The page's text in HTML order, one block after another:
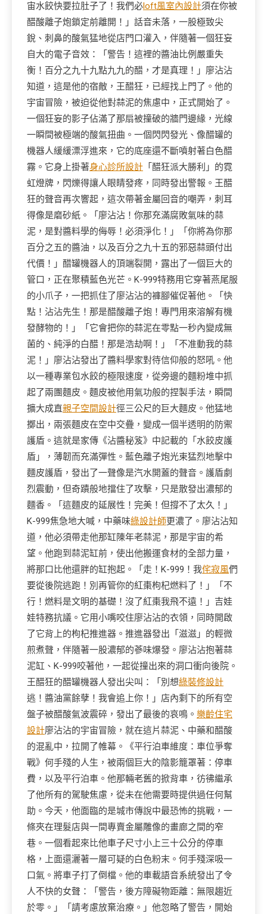
宙水餃快要拉肚子了！我們必loft風室內設計須在你被
醋酸離子炮鎖定前離開！」話音未落，一股極致尖
銳、刺鼻的酸氣猛地從店門口灌入，伴隨著一個狂妄
自大的電子音效：「警告！這裡的醬油比例嚴重失
衡！百分之九十九點九九的醋，才是真理！」廖沾沾
知道，這是他的宿敵，王醋狂，已經找上門了。他的
宇宙冒險，被迫從他對蒜泥的焦慮中，正式開始了。
一個狂妄的影子佔滿了那扇被撞破的牆門邊緣，光線
一瞬間被極端的酸氣扭曲。一個閃閃發光、像醋罐的
機器人緩緩漂浮進來，它的底座還不斷噴射著白色醋
霧。它身上掛著身心診所設計 「醋狂派大勝利」的霓
虹燈牌，閃爍得讓人眼睛發疼，同時發出警報。王醋
狂的聲音再次響起，這次帶著金屬回音的嘲弄，刺耳
得像是磨砂紙。「廖沾沾！你那充滿腐敗氣味的蒜
泥，是對醬料學的侮辱！必須淨化！」「你將為你那
百分之五的醬油，以及百分之九十五的邪惡蒜頭付出
代價！」醋罐機器人的頂端裂開，露出了一個巨大的
管口，正在聚積藍色光芒。K-999特務用它穿著燕尾服
的小爪子，一把抓住了廖沾沾的褲腳催促著他。「快
點！沾沾先生！那是醋酸離子炮！專門用來溶解有機
發酵物的！」「它會把你的蒜泥在零點一秒內變成無
菌的、純淨的白醋！那是浩劫啊！」「不准動我的蒜
泥！」廖沾沾發出了醬料學家對待信仰般的怒吼。他
以一種專業包水餃的極限速度，從旁邊的麵粉堆中抓
起了兩團麵皮。麵皮被他用氣功般的捏製手法，瞬間
擴大成直親子空間設計徑三公尺的巨大麵皮。他猛地
擲出，兩張麵皮在空中交疊，變成一個半透明的防禦
護盾。這就是家傳《沾醬秘笈》中記載的「水餃皮護
盾」，薄韌而充滿彈性。藍色離子炮光束猛烈地擊中
麵皮護盾，發出了一聲像是汽水開蓋的聲音。護盾劇
烈震動，但奇蹟般地擋住了攻擊，只是散發出濃郁的
麵香。「這麵皮的延展性！完美！但撐不了太久！」
K-999焦急地大喊，中藥味綠設計師更濃了。廖沾沾知
道，他必須帶走他那缸陳年老蒜泥，那是宇宙的希
望。他跑到蒜泥缸前，使出他搬運食材的全部力量，
將那口比他還胖的缸抱起。「走！K-999！我侘寂風們
要從後院逃跑！別再管你的紅棗枸杞燃料了！」「不
行！燃料是文明的基礎！沒了紅棗我飛不遠！」吉娃
娃特務抗議。它用小嘴咬住廖沾沾的衣領，同時開啟
了它背上的枸杞推進器。推進器發出「滋滋」的輕微
煎煮聲，伴隨著一股濃郁的蔘味爆發。廖沾沾抱著蒜
泥缸、K-999咬著他，一起從撞出來的洞口衝向後院。
王醋狂的醋罐機器人發出尖叫：「別想綠裝修設計
逃！醬油黨餘孽！我會追上你！」店內剩下的所有空
盤子被醋酸氣波震碎，發出了最後的哀鳴。 樂齡住宅
設計廖沾沾的宇宙冒險，就在這片蒜泥、中藥和醋酸
的混亂中，拉開了帷幕。《平行泊車維度：車位爭奪
戰》何手殘的人生，被兩個巨大的陰影籠罩著：停車
費，以及平行泊車。他那輛老舊的掀背車，彷彿繼承
了他所有的駕駛焦慮，從未在他需要時提供過任何幫
助。今天，他面臨的是城市傳說中最恐怖的挑戰，一
條夾在理髮店與一間專賣金屬雕像的畫廊之間的窄
巷。一個看起來比他車子尺寸小上三十公分的停車
格，上面還灑著一層可疑的白色粉末。何手殘深吸一
口氣。將車子打了倒檔。他的車載語音系統發出了令
人不快的女聲：「警告，後方障礙物距離：無限趨近
於零。」「請考慮放棄治療。」他忽略了警告，開始